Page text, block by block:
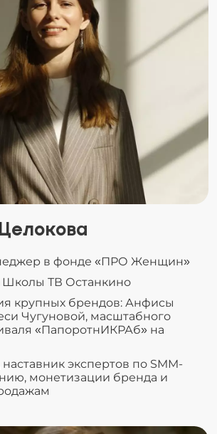
в фонде «ПРО Женщин»
Школы ТВ Останкино
крупных брендов: Анфисы
Чугуновой, масштабного
«ПапоротнИКРАб» на
экспертов по SMM-
монетизации бренда и